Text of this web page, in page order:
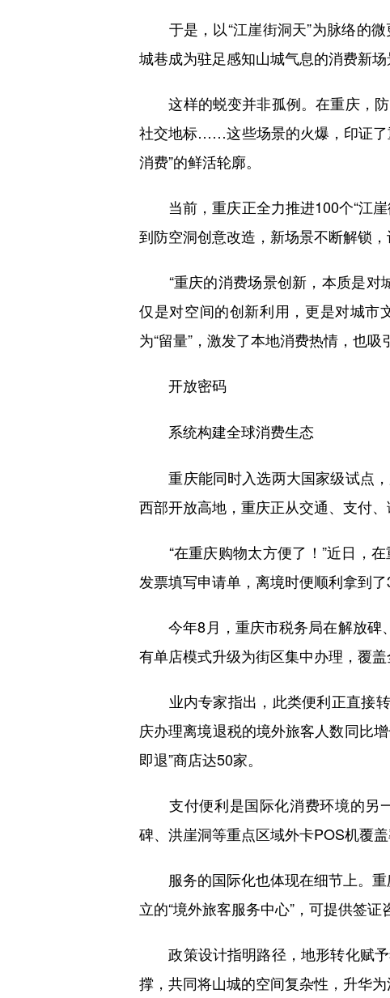
于是，以“江崖街洞天”为脉络的微
城巷成为驻足感知山城气息的消费新场
这样的蜕变并非孤例。在重庆，防
社交地标……这些场景的火爆，印证了
消费”的鲜活轮廓。
当前，重庆正全力推进100个“江崖
到防空洞创意改造，新场景不断解锁，
“重庆的消费场景创新，本质是对
仅是对空间的创新利用，更是对城市
为“留量”，激发了本地消费热情，也吸
开放密码
系统构建全球消费生态
重庆能同时入选两大国家级试点，
西部开放高地，重庆正从交通、支付
“在重庆购物太方便了！”近日，在
发票填写申请单，离境时便顺利拿到了
今年8月，重庆市税务局在解放碑
有单店模式升级为街区集中办理，覆
业内专家指出，此类便利正直接转
庆办理离境退税的境外旅客人数同比
即退”商店达50家。
支付便利是国际化消费环境的另一
碑、洪崖洞等重点区域外卡POS机覆
服务的国际化也体现在细节上。重
立的“境外旅客服务中心”，可提供签
政策设计指明路径，地形转化赋予
撑，共同将山城的空间复杂性，升华